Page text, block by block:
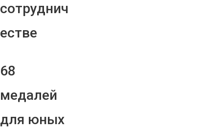
сотруднич
естве
68
медалей
для юных